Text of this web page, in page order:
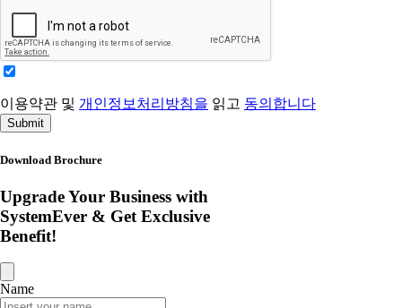
이용약관 및 개인정보처리방침을 읽고 동의합니다
Submit
Download Brochure
Upgrade Your Business with
SystemEver & Get Exclusive
Benefit!
Name